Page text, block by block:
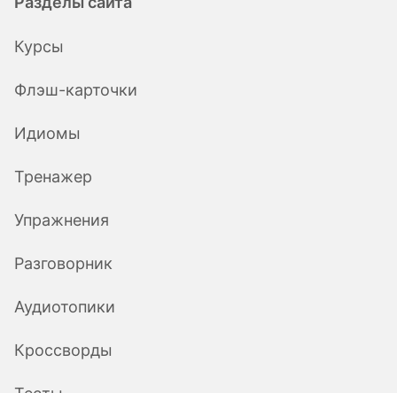
Курсы
Флэш-карточки
Идиомы
Тренажер
Упражнения
Разговорник
Аудиотопики
Кроссворды